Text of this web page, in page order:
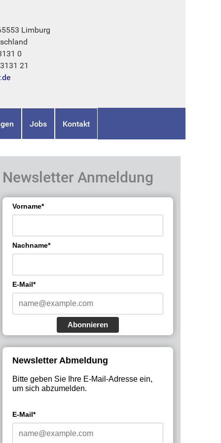
Limburg
0
21
Jobs Kontakt
Newsletter Anmeldung
Vorname*
Nachname*
E-Mail*
Abonnieren
Newsletter Abmeldung
Bitte geben Sie Ihre E-Mail-Adresse ein,
um sich abzumelden.
E-Mail*